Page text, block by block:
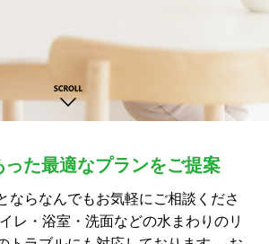
った最適なプランをご提案
ならなんでもお気軽にご相談くださ
レ・浴室・洗面などの水まわりのリ